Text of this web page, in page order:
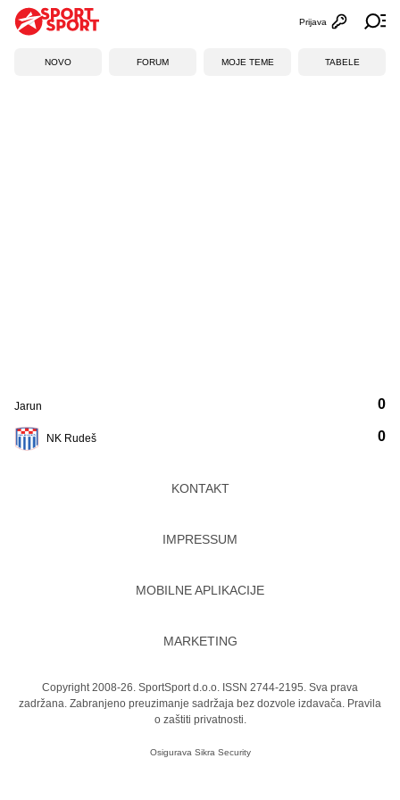
Otvori
Prijava
NOVO FORUM MOJE TEME TABELE
Jarun
NK Rudeš
0
0
KONTAKT
IMPRESSUM
MOBILNE APLIKACIJE
MARKETING
Copyright 2008-26. SportSport d.o.o. ISSN 2744-2195. Sva prava
zadržana. Zabranjeno preuzimanje sadržaja bez dozvole izdavača. Pravila
o zaštiti privatnosti.
Osigurava Sikra Security